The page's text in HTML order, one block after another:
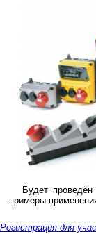
Будет
примеры
Регистрация для